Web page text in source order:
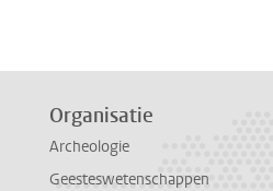
Organisatie
Archeologie
Geesteswetenschappen